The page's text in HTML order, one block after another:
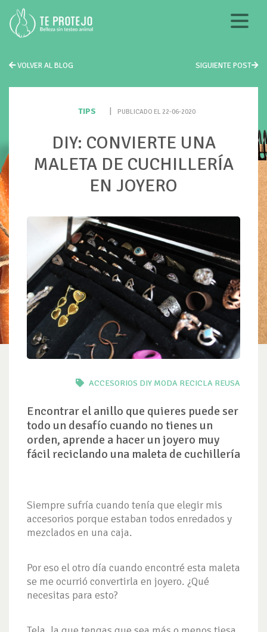
VOLVER AL BLOG SIGUIENTE POST
TIPS PUBLICADO EL 22-06-2020
DIY: CONVIERTE UNA
MALETA DE CUCHILLERÍA
EN JOYERO
ACCESORIOS DIY MODA RECICLA REUSA
Encontrar el anillo que quieres puede ser
todo un desafío cuando no tienes un
orden, aprende a hacer un joyero muy
fácil reciclando una maleta de cuchillería
Siempre sufría cuando tenía que elegir mis
accesorios porque estaban todos enredados y
mezclados en una caja.
Por eso el otro día cuando encontré esta maleta
se me ocurrió convertirla en joyero. ¿Qué
necesitas para esto?